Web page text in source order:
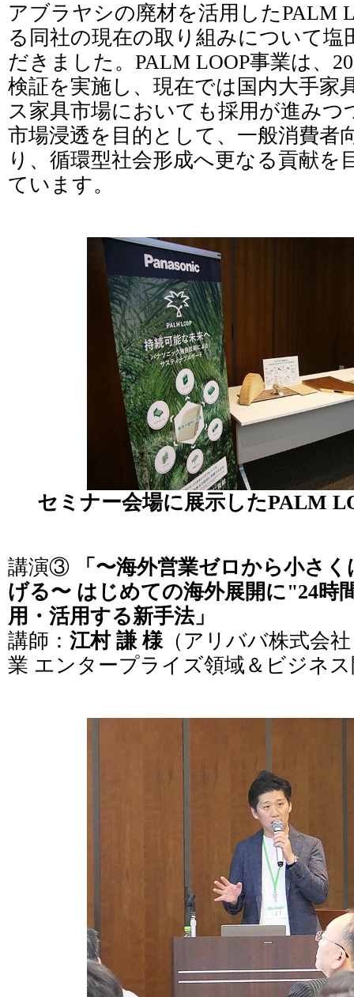
アブラヤシの廃材を活用したPALM
る同社の現在の取り組みについて塩
だきました。PALM LOOP事業は、
検証を実施し、現在では国内大手家
ス家具市場においても採用が進みつ
市場浸透を目的として、一般消費者
り、循環型社会形成へ更なる貢献を
ています。
セミナー会場に展示したPALM
講演③
「〜海外営業ゼロから小さ
げる〜 はじめての海外展開に"24時
用・活用する新手法」
講師： 江村 謙 様（アリババ株式会
業 エンタープライズ領域＆ビジネ